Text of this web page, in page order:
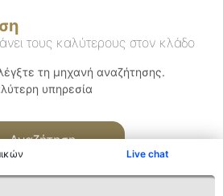
Live chat
τους καλύτερους στον κλάδο
τη μηχανή αναζήτησης.
υπηρεσία
Αναζήτηση